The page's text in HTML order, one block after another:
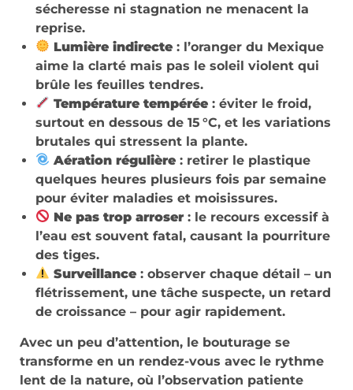
sécheresse ni stagnation ne menacent la
reprise.
Lumière indirecte : l’oranger du Mexique
aime la clarté mais pas le soleil violent qui
brûle les feuilles tendres.
Température tempérée : éviter le froid,
surtout en dessous de 15 °C, et les variations
brutales qui stressent la plante.
Aération régulière : retirer le plastique
quelques heures plusieurs fois par semaine
pour éviter maladies et moisissures.
Ne pas trop arroser : le recours excessif à
l’eau est souvent fatal, causant la pourriture
des tiges.
Surveillance : observer chaque détail – un
flétrissement, une tâche suspecte, un retard
de croissance – pour agir rapidement.
Avec un peu d’attention, le bouturage se
transforme en un rendez-vous avec le rythme
lent de la nature, où l’observation patiente